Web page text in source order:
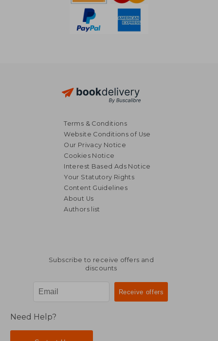
Terms & Conditions
Website Conditions of Use
Our Privacy Notice
Cookies Notice
Interest Based Ads Notice
Your Statutory Rights
Content Guidelines
About Us
Authors list
Subscribe to receive offers and
discounts
Need Help?